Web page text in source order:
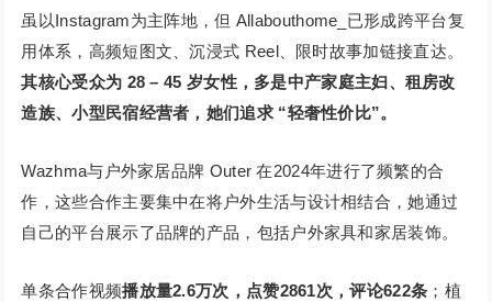
虽以Instagram为主阵地，但 Allabouthome_已形成跨平台复
用体系，高频短图文、沉浸式 Reel、限时故事加链接直达。
其核心受众为 28 – 45 岁女性，多是中产家庭主妇、租房改
造族、小型民宿经营者，她们追求 “轻奢性价比”。
Wazhma与户外家居品牌 Outer 在2024年进行了频繁的合
作，这些合作主要集中在将户外生活与设计相结合，她通过
自己的平台展示了品牌的产品，包括户外家具和家居装饰。
单条合作视频播放量2.6万次，点赞2861次，评论622条 ；植